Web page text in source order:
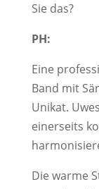
Sie das?
PH:
Eine
Band mit
Unikat.
einerseits
Die warme